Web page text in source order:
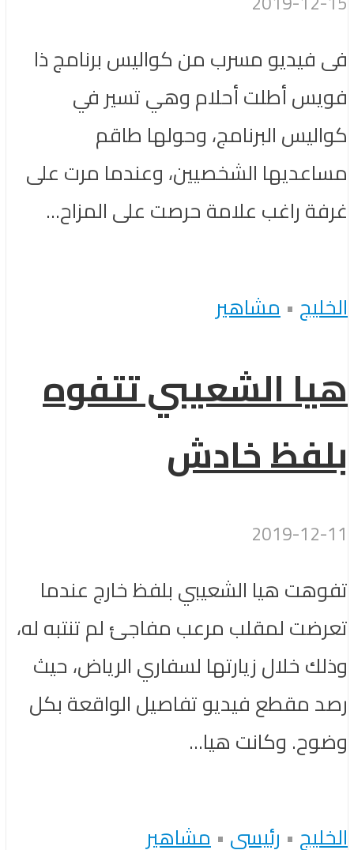
فى فيديو مسرب من كواليس برنامج ذا
فويس أطلت أحلام وهي تسير في
كواليس البرنامج، وحولها طاقم
مساعديها الشخصيين، وعندما مرت على
غرفة راغب علامة حرصت على المزاح...
الخليج •مشاهير
هيا الشعيبي تتفوه
بلفظ خادش
2019-12-11
تفوهت هيا الشعيبي بلفظ خارج عندما
تعرضت لمقلب مرعب مفاجئ لم تنتبه له،
وذلك خلال زيارتها لسفاري الرياض، حيث
رصد مقطع فيديو تفاصيل الواقعة بكل
وضوح. وكانت هيا...
الخليج • رئيسى •مشاهير